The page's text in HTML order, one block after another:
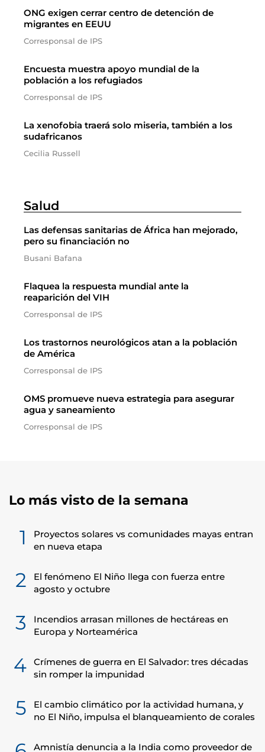
ONG exigen cerrar centro de detención de
migrantes en EEUU
Corresponsal de IPS
Encuesta muestra apoyo mundial de la
población a los refugiados
Corresponsal de IPS
La xenofobia traerá solo miseria, también a los
sudafricanos
Cecilia Russell
Salud
Las defensas sanitarias de África han mejorado,
pero su financiación no
Busani Bafana
Flaquea la respuesta mundial ante la
reaparición del VIH
Corresponsal de IPS
Los trastornos neurológicos atan a la población
de América
Corresponsal de IPS
OMS promueve nueva estrategia para asegurar
agua y saneamiento
Corresponsal de IPS
Lo más visto de la semana
1
Proyectos solares vs comunidades mayas entran
en nueva etapa
2
El fenómeno El Niño llega con fuerza entre
agosto y octubre
3
Incendios arrasan millones de hectáreas en
Europa y Norteamérica
4
Crímenes de guerra en El Salvador: tres décadas
sin romper la impunidad
5
El cambio climático por la actividad humana, y
no El Niño, impulsa el blanqueamiento de corales
Amnistía denuncia a la India como proveedor de